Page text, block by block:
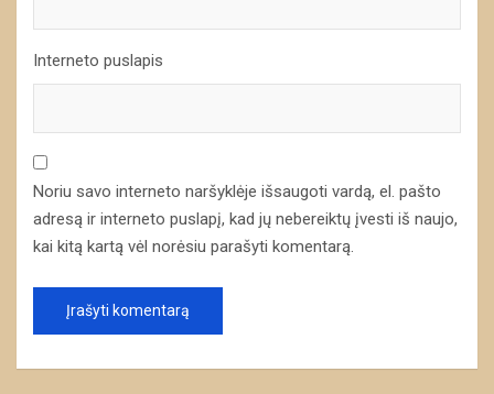
Interneto puslapis
Noriu savo interneto naršyklėje išsaugoti vardą, el. pašto
adresą ir interneto puslapį, kad jų nebereiktų įvesti iš naujo,
kai kitą kartą vėl norėsiu parašyti komentarą.